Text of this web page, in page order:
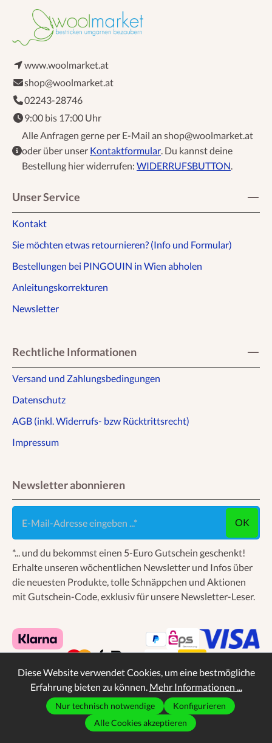
www.woolmarket.at
shop@woolmarket.at
02243-28746
9:00 bis 17:00 Uhr
Alle Anfragen gerne per E-Mail an shop@woolmarket.at
oder über unser Kontaktformular. Du kannst deine
Bestellung hier widerrufen: WIDERRUFSBUTTON.
Unser Service
Kontakt
Sie möchten etwas retournieren? (Info und Formular)
Bestellungen bei PINGOUIN in Wien abholen
Anleitungskorrekturen
Newsletter
Rechtliche Informationen
Versand und Zahlungsbedingungen
Datenschutz
AGB (inkl. Widerrufs- bzw Rücktrittsrecht)
Impressum
Newsletter abonnieren
E-Mail-Adresse eingeben ...
OK
*... und du bekommst einen 5-Euro Gutschein geschenkt!
Erhalte unseren wöchentlichen Newsletter und Infos über
die neuesten Produkte, tolle Schnäppchen und Aktionen
mit Gutschein-Code, exklusiv für unsere Newsletter-Leser.
* Alle Preise inkl. gesetzl. Mehrwertsteuer zzgl.
, wenn nicht anders angegeben.
Diese Website verwendet Cookies, um eine bestmögliche
Erfahrung bieten zu können. Mehr Informationen ...
Nur technisch notwendige
Konfigurieren
Alle Cookies akzeptieren